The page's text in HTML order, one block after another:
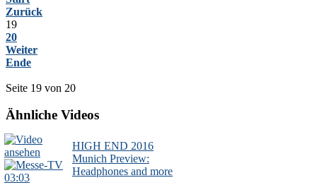
Zurück
19
20
Weiter
Ende
Seite 19 von 20
Ähnliche Videos
03:03
HIGH END 2016
Munich Preview:
Headphones and more